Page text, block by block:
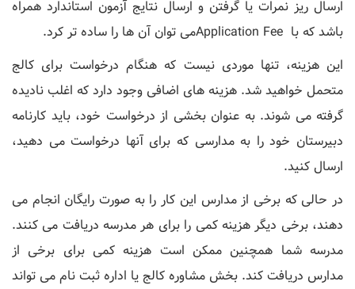
ارسال ریز نمرات یا گرفتن و ارسال نتایج آزمون استاندارد همراه
باشد که با Application Feeمی توان آن ها را ساده تر کرد.
این هزینه، تنها موردی نیست که هنگام درخواست برای کالج
متحمل خواهید شد. هزینه های اضافی وجود دارد که اغلب نادیده
گرفته می شوند. به عنوان بخشی از درخواست خود، باید کارنامه
دبیرستان خود را به مدارسی که برای آنها درخواست می دهید،
ارسال کنید.
در حالی که برخی از مدارس این کار را به صورت رایگان انجام می
دهند، برخی دیگر هزینه کمی را برای هر مدرسه دریافت می کنند.
مدرسه شما همچنین ممکن است هزینه کمی برای برخی از
مدارس دریافت کند. بخش مشاوره کالج یا اداره ثبت نام می تواند